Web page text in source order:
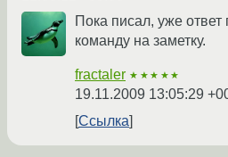
Пока писал, уже
команду на заметку.
fractaler ★★★★★
19.11.2009 13:05:29
Ссылка